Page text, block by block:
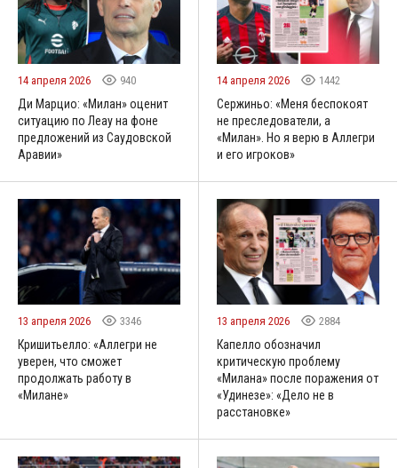
14 апреля 2026 940
Ди Марцио: «Милан» оценит
ситуацию по Леау на фоне
предложений из Саудовской
Аравии»
14 апреля 2026 1442
Сержиньо: «Меня беспокоят
не преследователи, а
«Милан». Но я верю в Аллегри
и его игроков»
13 апреля 2026 3346
Кришитьелло: «Аллегри не
уверен, что сможет
продолжать работу в
«Милане»
13 апреля 2026 2884
Капелло обозначил
критическую проблему
«Милана» после поражения от
«Удинезе»: «Дело не в
расстановке»